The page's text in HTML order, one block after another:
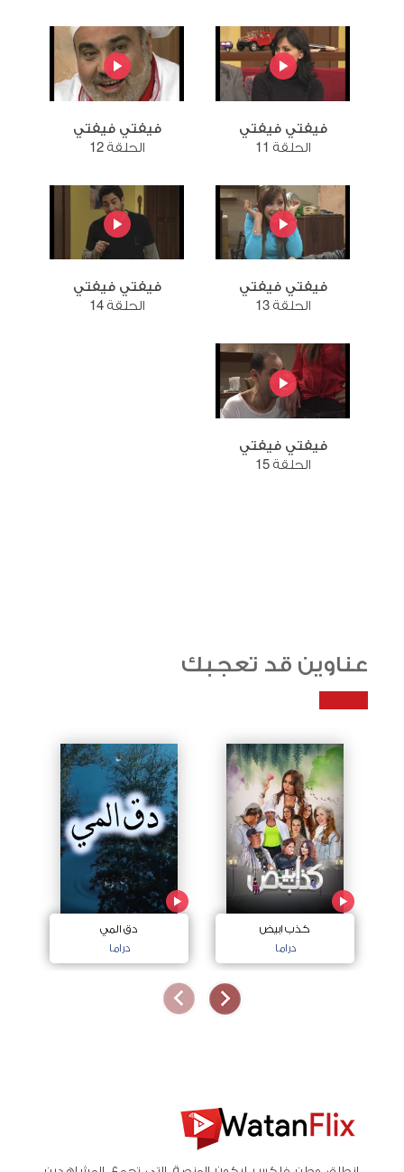
فيفتي فيفتي
الحلقة 11
فيفتي فيفتي
الحلقة 12
فيفتي فيفتي
الحلقة 13
فيفتي فيفتي
الحلقة 14
فيفتي فيفتي
الحلقة 15
عناوين قد تعجبك
كذب ابيض
دراما
دق المي
دراما